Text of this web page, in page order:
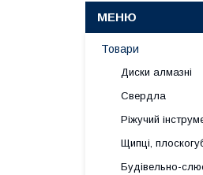
Товари
Диски алмазні
Свердла
Ріжучий
Щипці,
Будівельно-